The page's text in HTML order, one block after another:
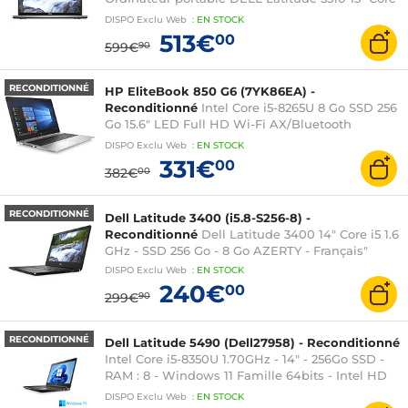
i5 1,7 GHz - SSD 512 Go - 16 Go AZERTY - Français
DISPO Exclu Web : EN STOCK
599€90 513€00
RECONDITIONNÉ
HP EliteBook 850 G6 (7YK86EA) -
Reconditionné Intel Core i5-8265U 8 Go SSD 256
Go 15.6" LED Full HD Wi-Fi AX/Bluetooth
Webcam Windows 10 Professionnel 64 bits
DISPO Exclu Web : EN STOCK
382€00 331€00
RECONDITIONNÉ
Dell Latitude 3400 (i5.8-S256-8) -
Reconditionné Dell Latitude 3400 14" Core i5 1.6
GHz - SSD 256 Go - 8 Go AZERTY - Français"
DISPO Exclu Web : EN STOCK
299€90 240€00
RECONDITIONNÉ
Dell Latitude 5490 (Dell27958) - Reconditionné
Intel Core i5-8350U 1.70GHz - 14" - 256Go SSD -
RAM : 8 - Windows 11 Famille 64bits - Intel HD
Graphics 620 (intégré au processeur)
DISPO Exclu Web : EN STOCK